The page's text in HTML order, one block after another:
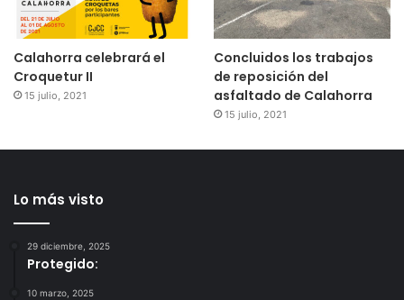
Calahorra celebrará el
Croquetur II
15 julio, 2021
Concluidos los trabajos
de reposición del
asfaltado de Calahorra
15 julio, 2021
Lo más visto
29 diciembre, 2025
Protegido:
10 marzo, 2025